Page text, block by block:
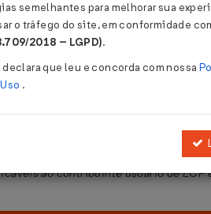
2003, que estabelece requisitos de
ao contribuinte usuário de
semelhantes para melhorar sua
o tráfego do site, em conformidade
2018 – LGPD).
que leu e concorda com nossa
.